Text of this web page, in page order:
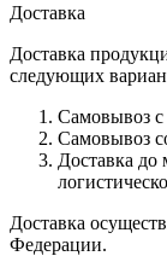
Доставка
Доставка
следующих
Самовывоз с
Самовывоз
Доставка до
Доставка
Федерации.